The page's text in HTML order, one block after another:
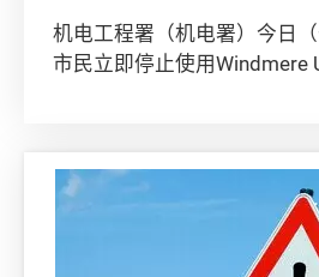
机电工程署（机电署）今日
市民立即停止使用Windmere